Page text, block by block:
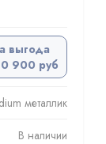
выгода
900 руб
металлик
В наличии